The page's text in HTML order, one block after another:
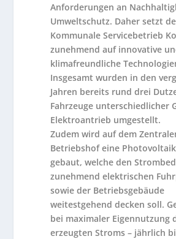
Anforderungen an
Umweltschutz. Daher setzt
Kommunale Servicebetrieb
zunehmend auf innovative
klimafreundliche
Insgesamt wurden in den
Jahren bereits rund drei
Fahrzeuge unterschiedlicher
Elektroantrieb umgestellt.
Zudem wird auf dem
Betriebshof eine
gebaut, welche den
zunehmend elektrischen
sowie der Betriebsgebäude
weitestgehend decken soll.
bei maximaler Eigennutzung
erzeugten Stroms – jährlich